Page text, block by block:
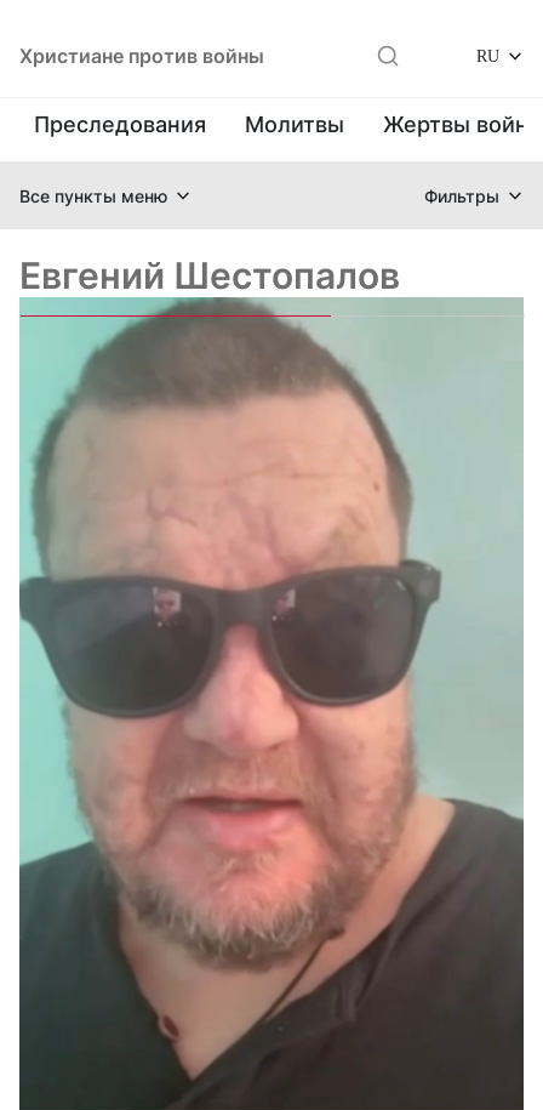
Христиане против войны RU
Преследования Молитвы Жертвы
Все пункты меню Фильтры
Евгений Шестопалов